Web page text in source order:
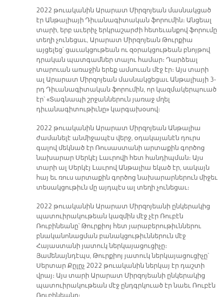
2022 թուականին Արարատ Միրզոյեան մասնակցած
էր Անթալիայի Դիւանագիտական ֆորումին։ Անցեալ
տարի, երբ աւերիչ երկրաշարժի հետեւանքով ֆորումը
տեղի չունեցաւ, Արարատ Միրզոյեան Թուրքիա
այցելեց՝ ցաւակցութեան ու զօրակցութեան բնոյթով
դրական պատգամներ տալու համար։ Դարձեալ
տարուան առաջին երեք ամսուան մէջ էր։ Այս տարի
ալ Արարատ Միրզոյեան մասնակցեցաւ Անթալիայի 3-
րդ Դիւանագիտական ֆորումին, որ կազմակերպուած
էր՝ «Տագնապի շրջաններուն յառաջ մղել
դիւանագիտութիւնը» կարգախօսով։
2022 թուականին Արարատ Միրզոյեան Անթալիա
ժամանելէ անմիջապէս վերջ, օդակայանէն դուրս
գալով մեկնած էր Ռուսաստանի արտաքին գործոց
նախարար Սերկէյ Լաւրովի հետ հանդիպման։ Այս
տարի ալ Սերկէյ Լաւրով Անթալիա եկած էր, սակայն
հայ եւ ռուս արտաքին գործոց նախարարներուն միջեւ
տեսակցութիւն մը այդպէս ալ տեղի չունեցաւ։
2022 թուականին Արարատ Միրզոյեանի ընկերակից
պատուիրակութեան կազմին մէջ չէր Ռուբէն
Ռուբինեանը՝ Թուրքիոյ հետ յարաբերութիւններու
բնականոնացման բանակցութիւններուն մէջ
Հայաստանի յատուկ ներկայացուցիչը։
Յամենայնդէպս, Թուրքիոյ յատուկ ներկայացուցիչը՝
Սերտար Քըլըչ 2022 թուականին ներկայ էր դաշտի
վրայ։ Այս տարի Արարատ Միրզոյեանի ընկերակից
պատուիրակութեան մէջ ընդգրկուած էր նաեւ Ռուբէն
Ռուբինեանը։